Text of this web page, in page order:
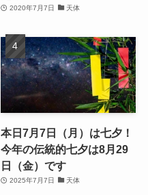
2020年7月7日 天体
本日7月7日（月）は七夕！
今年の伝統的七夕は8月29
日（金）です
2025年7月7日 天体